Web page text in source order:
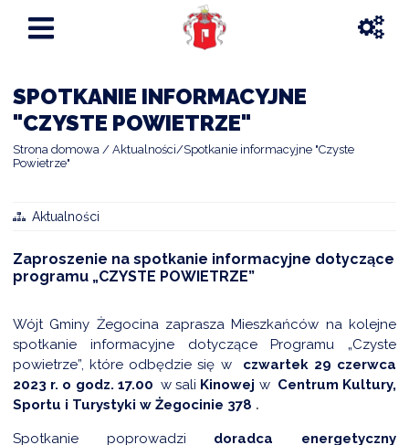
SPOTKANIE INFORMACYJNE
"CZYSTE POWIETRZE"
Strona domowa Aktualności
Spotkanie informacyjne "Czyste
Powietrze"
Aktualności
Zaproszenie na spotkanie informacyjne dotyczące
programu „CZYSTE POWIETRZE”
Wójt Gminy Żegocina zaprasza Mieszkańców na kolejne
spotkanie informacyjne dotyczące Programu „Czyste
powietrze”, które odbędzie się w
czwartek 29 czerwca
2023 r. o godz. 17.00 w sali Kinowej w Centrum Kultury,
Sportu i Turystyki w Żegocinie 378 .
Spotkanie poprowadzi doradca energetyczny